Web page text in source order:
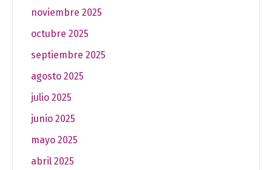
noviembre 2025
octubre 2025
septiembre 2025
agosto 2025
julio 2025
junio 2025
mayo 2025
abril 2025